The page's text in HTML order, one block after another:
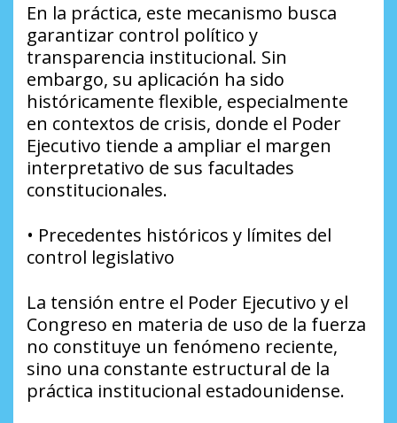
En la práctica, este mecanismo busca
garantizar control político y
transparencia institucional. Sin
embargo, su aplicación ha sido
históricamente flexible, especialmente
en contextos de crisis, donde el Poder
Ejecutivo tiende a ampliar el margen
interpretativo de sus facultades
constitucionales.
• Precedentes históricos y límites del
control legislativo
La tensión entre el Poder Ejecutivo y el
Congreso en materia de uso de la fuerza
no constituye un fenómeno reciente,
sino una constante estructural de la
práctica institucional estadounidense.